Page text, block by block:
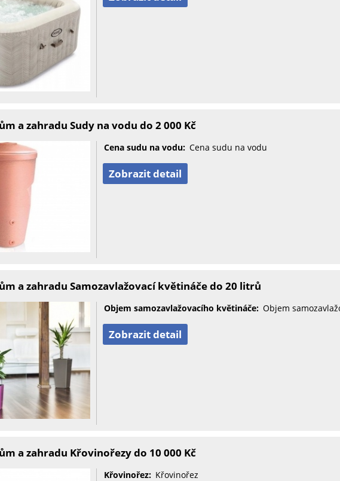
a zahradu Sudy na vodu do 2 000 Kč
Cena sudu na vodu: Cena sudu na vodu
Zobrazit detail
a zahradu Samozavlažovací květináče do 20 litrů
Objem samozavlažovacího květináče: Objem
Zobrazit detail
a zahradu Křovinořezy do 10 000 Kč
Křovinořez: Křovinořez